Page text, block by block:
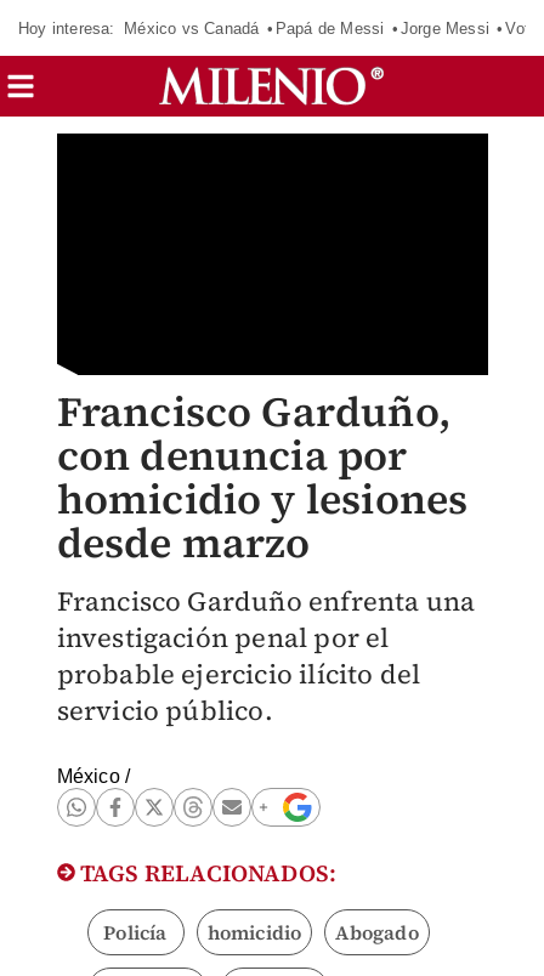
Hoy interesa: México vs Canadá Papá de Messi Jorge Messi
Francisco Garduño,
con denuncia por
homicidio y lesiones
desde marzo
Francisco Garduño enfrenta una
investigación penal por el
probable ejercicio ilícito del
servicio público.
México/
TAGS RELACIONADOS:
Policía homicidio Abogado